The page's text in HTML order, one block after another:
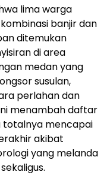
lima warga
banjir dan
ditemukan
di area
medan yang
susulan,
perlahan dan
menambah daftar
totalnya mencapai
akibat
yang melanda